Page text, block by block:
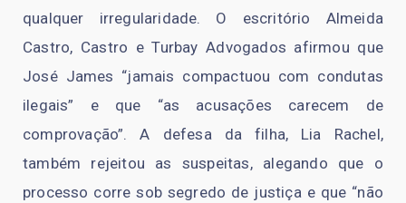
qualquer irregularidade. O escritório Almeida
Castro, Castro e Turbay Advogados afirmou que
José James “jamais compactuou com condutas
ilegais” e que “as acusações carecem de
comprovação”. A defesa da filha, Lia Rachel,
também rejeitou as suspeitas, alegando que o
processo corre sob segredo de justiça e que “não